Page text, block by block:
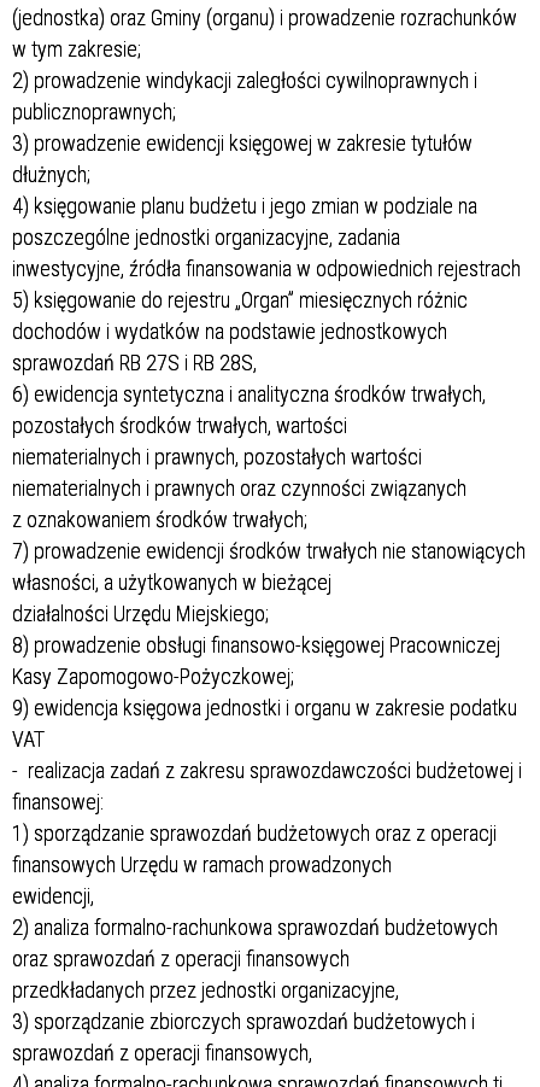
(jednostka) oraz Gminy (organu) i prowadzenie rozrachunków
w tym zakresie;
2) prowadzenie windykacji zaległości cywilnoprawnych i
publicznoprawnych;
3) prowadzenie ewidencji księgowej w zakresie tytułów
dłużnych;
4) księgowanie planu budżetu i jego zmian w podziale na
poszczególne jednostki organizacyjne, zadania
inwestycyjne, źródła finansowania w odpowiednich rejestrach
5) księgowanie do rejestru „Organ” miesięcznych różnic
dochodów i wydatków na podstawie jednostkowych
sprawozdań RB 27S i RB 28S,
6) ewidencja syntetyczna i analityczna środków trwałych,
pozostałych środków trwałych, wartości
niematerialnych i prawnych, pozostałych wartości
niematerialnych i prawnych oraz czynności związanych
z oznakowaniem środków trwałych;
7) prowadzenie ewidencji środków trwałych nie stanowiących
własności, a użytkowanych w bieżącej
działalności Urzędu Miejskiego;
8) prowadzenie obsługi finansowo-księgowej Pracowniczej
Kasy Zapomogowo-Pożyczkowej;
9) ewidencja księgowa jednostki i organu w zakresie podatku
VAT
- realizacja zadań z zakresu sprawozdawczości budżetowej i
finansowej:
1) sporządzanie sprawozdań budżetowych oraz z operacji
finansowych Urzędu w ramach prowadzonych
ewidencji,
2) analiza formalno-rachunkowa sprawozdań budżetowych
oraz sprawozdań z operacji finansowych
przedkładanych przez jednostki organizacyjne,
3) sporządzanie zbiorczych sprawozdań budżetowych i
sprawozdań z operacji finansowych,